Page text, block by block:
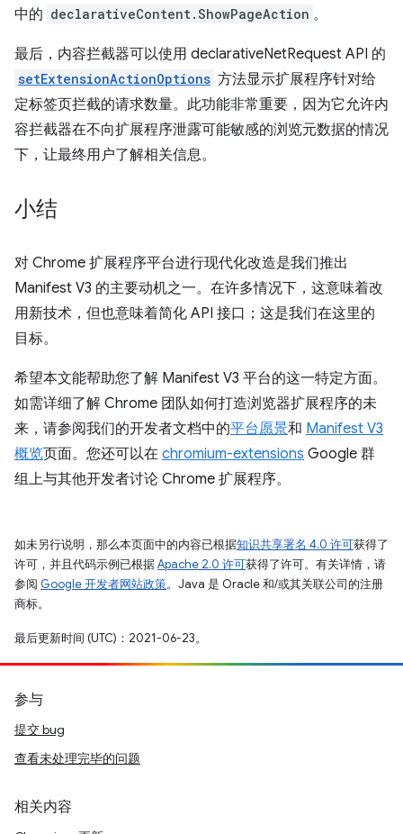
中的 declarativeContent.ShowPageAction 。
最后，内容拦截器可以使用 declarativeNetRequest API 的
setExtensionActionOptions 方法显示扩展程序针对给
定标签页拦截的请求数量。此功能非常重要，因为它允许内
容拦截器在不向扩展程序泄露可能敏感的浏览元数据的情况
下，让最终用户了解相关信息。
小结
对 Chrome 扩展程序平台进行现代化改造是我们推出
Manifest V3 的主要动机之一。在许多情况下，这意味着改
用新技术，但也意味着简化 API 接口；这是我们在这里的
目标。
希望本文能帮助您了解 Manifest V3 平台的这一特定方面。
如需详细了解 Chrome 团队如何打造浏览器扩展程序的未
来，请参阅我们的开发者文档中的平台愿景和 Manifest V3
概览页面。您还可以在 chromium-extensions Google 群
组上与其他开发者讨论 Chrome 扩展程序。
如未另行说明，那么本页面中的内容已根据知识共享署名 4.0 许可获得了
许可，并且代码示例已根据Apache 2.0 许可获得了许可。有关详情，请
参阅 Google 开发者网站政策。Java 是 Oracle 和/或其关联公司的注册
商标。
最后更新时间 (UTC)：2021-06-23。
参与
提交 bug
查看未处理完毕的问题
相关内容